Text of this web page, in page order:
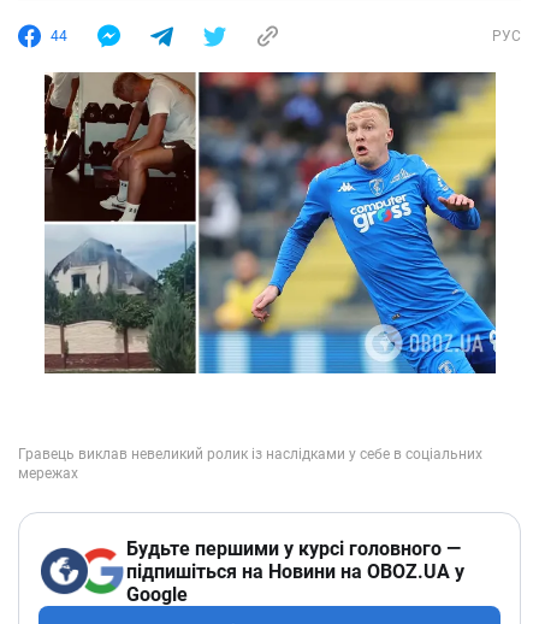
44 РУС
Будьте першими у курсі головного —
підпишіться на Новини на OBOZ.UA у
Google